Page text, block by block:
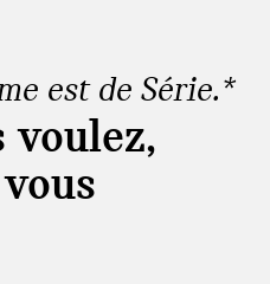
est de Série.*
voulez,